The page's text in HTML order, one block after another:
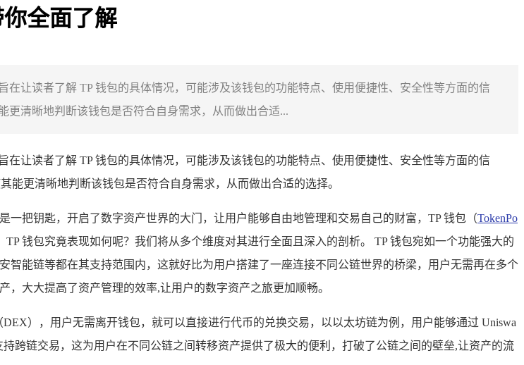
全面了解
在让读者了解 TP 钱包的具体情况，可能涉及该钱包的功能特点、使用便捷性、安全性等方面的信
更清晰地判断该钱包是否符合自身需求，从而做出合适...
在让读者了解 TP 钱包的具体情况，可能涉及该钱包的功能特点、使用便捷性、安全性等方面的信
能更清晰地判断该钱包是否符合自身需求，从而做出合适的选择。
把钥匙，开启了数字资产世界的大门，让用户能够自由地管理和交易自己的财富，TP 钱包（TokenPo
钱包究竟表现如何呢？我们将从多个维度对其进行全面且深入的剖析。 TP 钱包宛如一个功能强大的
能链等都在其支持范围内，这就好比为用户搭建了一座连接不同公链世界的桥梁，用户无需再在多个
大大提高了资产管理的效率,让用户的数字资产之旅更加顺畅。
），用户无需离开钱包，就可以直接进行代币的兑换交易，以以太坊链为例，用户能够通过 Uniswa
跨链交易，这为用户在不同公链之间转移资产提供了极大的便利，打破了公链之间的壁垒,让资产的流